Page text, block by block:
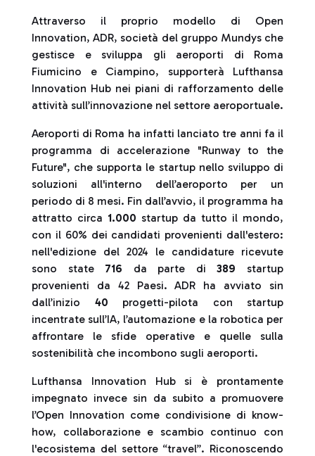
Attraverso il proprio modello di Open
Innovation, ADR, società del gruppo Mundys che
gestisce e sviluppa gli aeroporti di Roma
Fiumicino e Ciampino, supporterà Lufthansa
Innovation Hub nei piani di rafforzamento delle
attività sull’innovazione nel settore aeroportuale.
Aeroporti di Roma ha infatti lanciato tre anni fa il
programma di accelerazione "Runway to the
Future", che supporta le startup nello sviluppo di
soluzioni all'interno dell’aeroporto per un
periodo di 8 mesi. Fin dall’avvio, il programma ha
attratto circa 1.000 startup da tutto il mondo,
con il 60% dei candidati provenienti dall'estero:
nell'edizione del 2024 le candidature ricevute
sono state 716 da parte di389 startup
provenienti da 42 Paesi. ADR ha avviato sin
dall’inizio 40 progetti-pilota con startup
incentrate sull’IA, l’automazione e la robotica per
affrontare le sfide operative e quelle sulla
sostenibilità che incombono sugli aeroporti.
Lufthansa Innovation Hub si è prontamente
impegnato invece sin da subito a promuovere
l’Open Innovation come condivisione di know-
how, collaborazione e scambio continuo con
l'ecosistema del settore “travel”. Riconoscendo